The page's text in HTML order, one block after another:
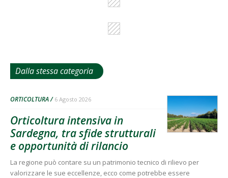
Dalla stessa categoria
ORTICOLTURA 6 Agosto 2026
Orticoltura intensiva in
Sardegna, tra sfide strutturali
e opportunità di rilancio
La regione può contare su un patrimonio tecnico di rilievo per
valorizzare le sue eccellenze, ecco come potrebbe essere